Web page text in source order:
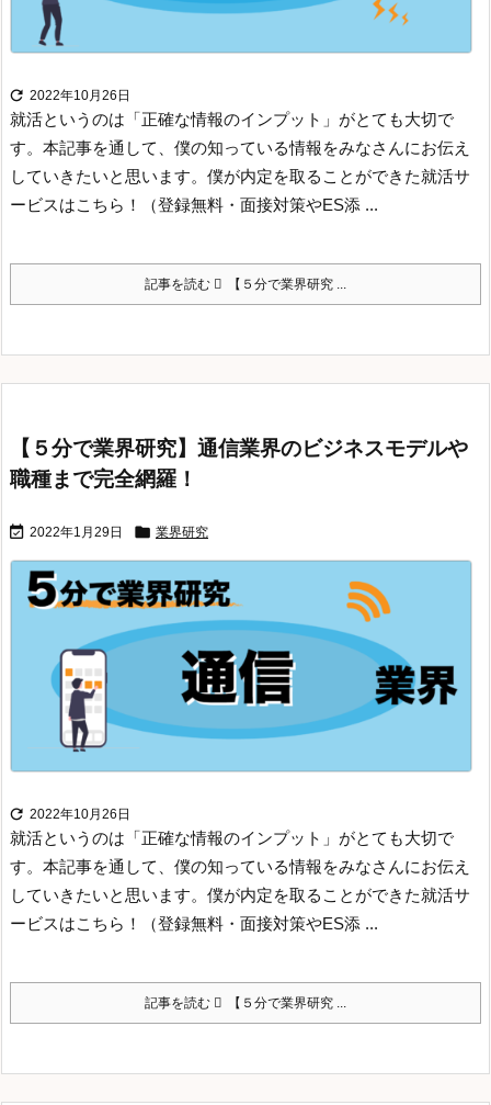
 2022年10月26日
就活というのは「正確な情報のインプット」がとても大切で
す。 本記事を通して、僕の知っている情報をみなさんにお伝え
していきたいと思います。 僕が内定を取ることができた就活サ
ービスはこちら！（登録無料・面接対策やES添 ...
記事を読む 【５分で業界研究 ...
【５分で業界研究】通信業界のビジネスモデルや
職種まで完全網羅！
 2022年1月29日  業界研究
 2022年10月26日
就活というのは「正確な情報のインプット」がとても大切で
す。 本記事を通して、僕の知っている情報をみなさんにお伝え
していきたいと思います。 僕が内定を取ることができた就活サ
ービスはこちら！（登録無料・面接対策やES添 ...
記事を読む 【５分で業界研究 ...